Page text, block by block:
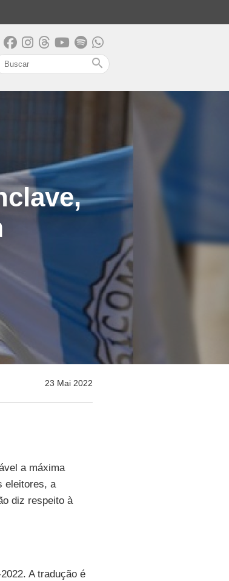
search
23 Mai 2022
a máxima
eleitores, a
diz respeito à
A tradução é